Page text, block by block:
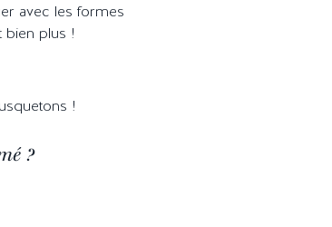
avec les formes
bien plus !
!
?